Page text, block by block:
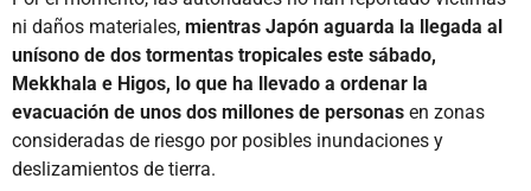
ni daños materiales, mientras Japón aguarda la llegada al
unísono de dos tormentas tropicales este sábado,
Mekkhala e Higos, lo que ha llevado a ordenar la
evacuación de unos dos millones de personas en zonas
consideradas de riesgo por posibles inundaciones y
deslizamientos de tierra.